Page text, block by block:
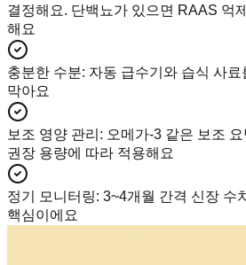
결정해요. 단백뇨가 있으면 RAAS 억
해요
충분한 수분: 자동 급수기와 습식 사
막아요
보조 영양 관리 : 오메가-3 같은 보조
권장 용량에 따라 적용해요
정기 모니터링: 3~4개월 간격 신장 수
핵심이에요